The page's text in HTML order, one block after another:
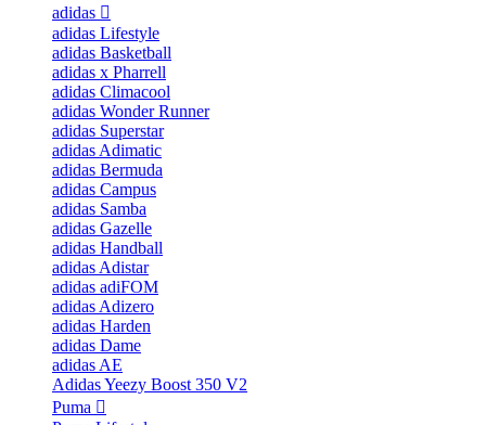
adidas
adidas Lifestyle
adidas Basketball
adidas x Pharrell
adidas Climacool
adidas Wonder Runner
adidas Superstar
adidas Adimatic
adidas Bermuda
adidas Campus
adidas Samba
adidas Gazelle
adidas Handball
adidas Adistar
adidas adiFOM
adidas Adizero
adidas Harden
adidas Dame
adidas AE
Adidas Yeezy Boost 350 V2
Puma